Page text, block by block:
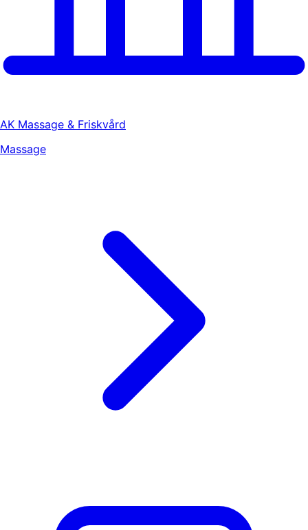
AK Massage & Friskvård
Massage